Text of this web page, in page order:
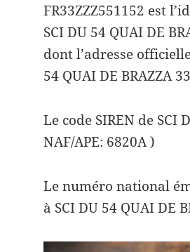
FR33ZZZ551152 est
SCI DU 54 QUAI DE
dont l’adresse
54 QUAI DE BRAZZA
Le code SIREN de SCI
NAF/APE: 6820A )
Le numéro national
à SCI DU 54 QUAI DE